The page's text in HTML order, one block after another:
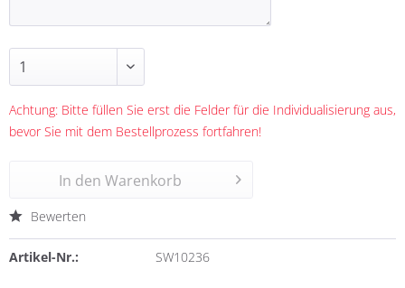
Achtung: Bitte füllen Sie erst die Felder für die Individualisierung aus,
bevor Sie mit dem Bestellprozess fortfahren!
In den Warenkorb
Bewerten
Artikel-Nr.: SW10236